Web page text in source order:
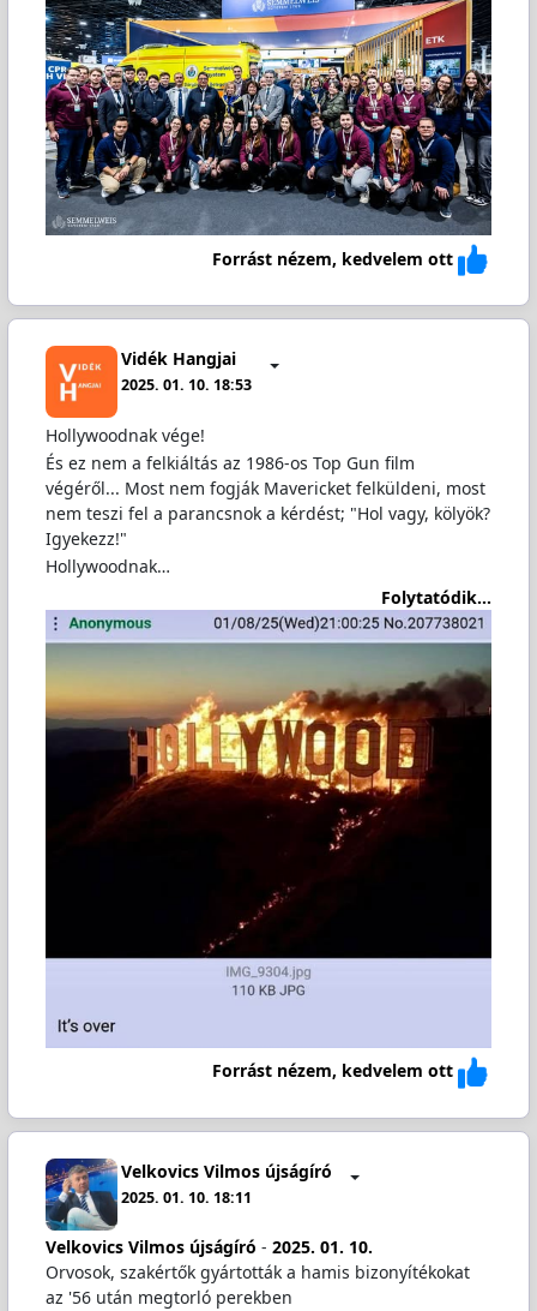
Forrást nézem, kedvelem ott
Vidék Hangjai
2025. 01. 10. 18:53
Hollywoodnak vége!
És ez nem a felkiáltás az 1986-os Top Gun film
végéről... Most nem fogják Mavericket felküldeni, most
nem teszi fel a parancsnok a kérdést; "Hol vagy, kölyök?
Igyekezz!"
Hollywoodnak…
Folytatódik...
Forrást nézem, kedvelem ott
Velkovics Vilmos újságíró
2025. 01. 10. 18:11
Velkovics Vilmos újságíró - 2025. 01. 10.
Orvosok, szakértők gyártották a hamis bizonyítékokat
az '56 után megtorló perekben